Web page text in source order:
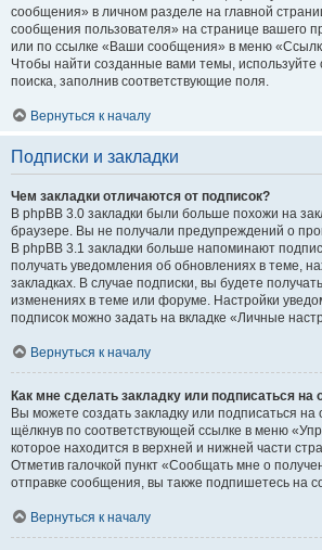
сообщения» в личном разделе на главной
сообщения пользователя» на странице вашего
или по ссылке «Ваши сообщения» в меню
Чтобы найти созданные вами темы, используйте
поиска, заполнив соответствующие поля.
Вернуться к началу
Подписки и закладки
Чем закладки отличаются от подписок?
В phpBB 3.0 закладки были больше похожи на
браузере. Вы не получали предупреждений о
В phpBB 3.1 закладки больше напоминают
получать уведомления об обновлениях в теме,
закладках. В случае подписки, вы будете
изменениях в теме или форуме. Настройки
подписок можно задать на вкладке «Личные
Вернуться к началу
Как мне сделать закладку или подписаться
Вы можете создать закладку или подписаться
щёлкнув по соответствующей ссылке в меню
которое находится в верхней и нижней части
Отметив галочкой пункт «Сообщать мне о
отправке сообщения, вы также подпишетесь на
Вернуться к началу